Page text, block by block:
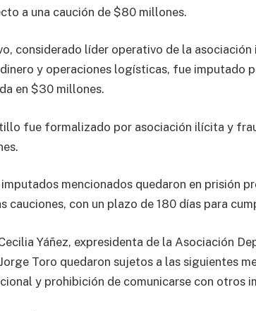
a una caución de $80 millones.
considerado líder operativo de la
y operaciones logísticas, fue imputado
en $30 millones.
fue formalizado por asociación ilícita y
mencionados quedaron en prisión
cauciones, con un plazo de 180 días para
Yáñez, expresidenta de la Asociación
Toro quedaron sujetos a las siguientes
y prohibición de comunicarse con otros